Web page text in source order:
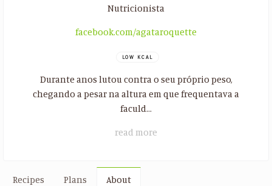
Nutricionista
facebook.com/agataroquette
LOW KCAL
Durante anos lutou contra o seu próprio peso,
chegando a pesar na altura em que frequentava a
faculd...
read more
Recipes Plans About